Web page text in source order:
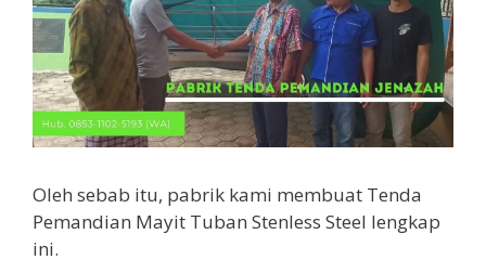
Oleh sebab itu, pabrik kami membuat Tenda
Pemandian Mayit Tuban Stenless Steel lengkap
ini.